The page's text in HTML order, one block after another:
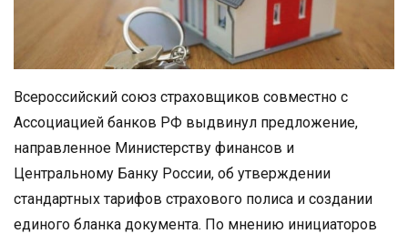
Всероссийский союз страховщиков совместно с
Ассоциацией банков РФ выдвинул предложение,
направленное Министерству финансов и
Центральному Банку России, об утверждении
стандартных тарифов страхового полиса и создании
единого бланка документа. По мнению инициаторов